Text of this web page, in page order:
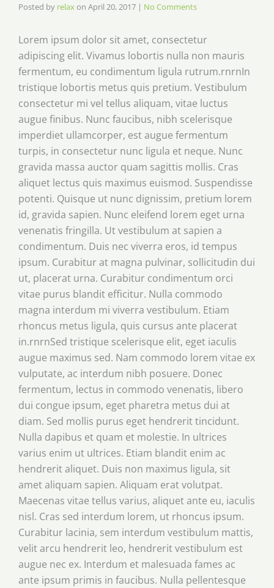
Posted by relaxon April 20, 2017 | No Comments
Lorem ipsum dolor sit amet, consectetur
adipiscing elit. Vivamus lobortis nulla non mauris
fermentum, eu condimentum ligula rutrum.rnrnIn
tristique lobortis metus quis pretium. Vestibulum
consectetur mi vel tellus aliquam, vitae luctus
augue finibus. Nunc faucibus, nibh scelerisque
imperdiet ullamcorper, est augue fermentum
turpis, in consectetur nunc ligula et neque. Nunc
gravida massa auctor quam sagittis mollis. Cras
aliquet lectus quis maximus euismod. Suspendisse
potenti. Quisque ut nunc dignissim, pretium lorem
id, gravida sapien. Nunc eleifend lorem eget urna
venenatis fringilla. Ut vestibulum at sapien a
condimentum. Duis nec viverra eros, id tempus
ipsum. Curabitur at magna pulvinar, sollicitudin dui
ut, placerat urna. Curabitur condimentum orci
vitae purus blandit efficitur. Nulla commodo
magna interdum mi viverra vestibulum. Etiam
rhoncus metus ligula, quis cursus ante placerat
in.rnrnSed tristique scelerisque elit, eget iaculis
augue maximus sed. Nam commodo lorem vitae ex
vulputate, ac interdum nibh posuere. Donec
fermentum, lectus in commodo venenatis, libero
dui congue ipsum, eget pharetra metus dui at
diam. Sed mollis purus eget hendrerit tincidunt.
Nulla dapibus et quam et molestie. In ultrices
varius enim ut ultrices. Etiam blandit enim ac
hendrerit aliquet. Duis non maximus ligula, sit
amet aliquam sapien. Aliquam erat volutpat.
Maecenas vitae tellus varius, aliquet ante eu, iaculis
nisl. Cras sed interdum lorem, ut rhoncus ipsum.
Curabitur lacinia, sem interdum vestibulum mattis,
velit arcu hendrerit leo, hendrerit vestibulum est
augue nec ex. Interdum et malesuada fames ac
ante ipsum primis in faucibus. Nulla pellentesque